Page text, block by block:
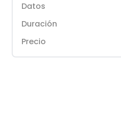
Datos
Duración
Precio